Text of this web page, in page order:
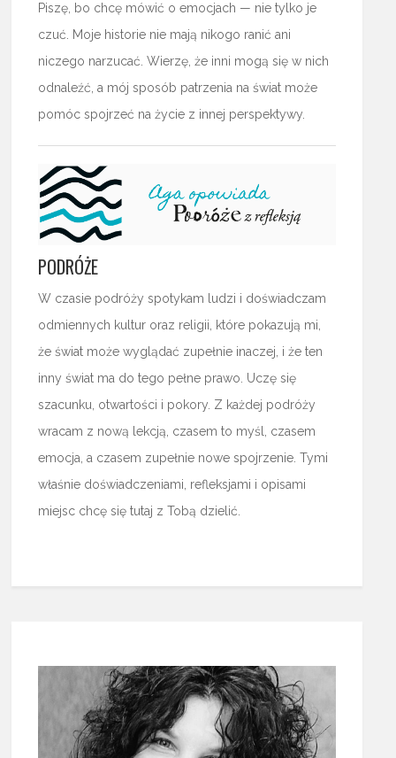
Piszę, bo chcę mówić o emocjach — nie tylko je
czuć. Moje historie nie mają nikogo ranić ani
niczego narzucać. Wierzę, że inni mogą się w nich
odnaleźć, a mój sposób patrzenia na świat może
pomóc spojrzeć na życie z innej perspektywy.
PODRÓŻE
W czasie podróży spotykam ludzi i doświadczam
odmiennych kultur oraz religii, które pokazują mi,
że świat może wyglądać zupełnie inaczej, i że ten
inny świat ma do tego pełne prawo. Uczę się
szacunku, otwartości i pokory. Z każdej podróży
wracam z nową lekcją, czasem to myśl, czasem
emocja, a czasem zupełnie nowe spojrzenie. Tymi
właśnie doświadczeniami, refleksjami i opisami
miejsc chcę się tutaj z Tobą dzielić.